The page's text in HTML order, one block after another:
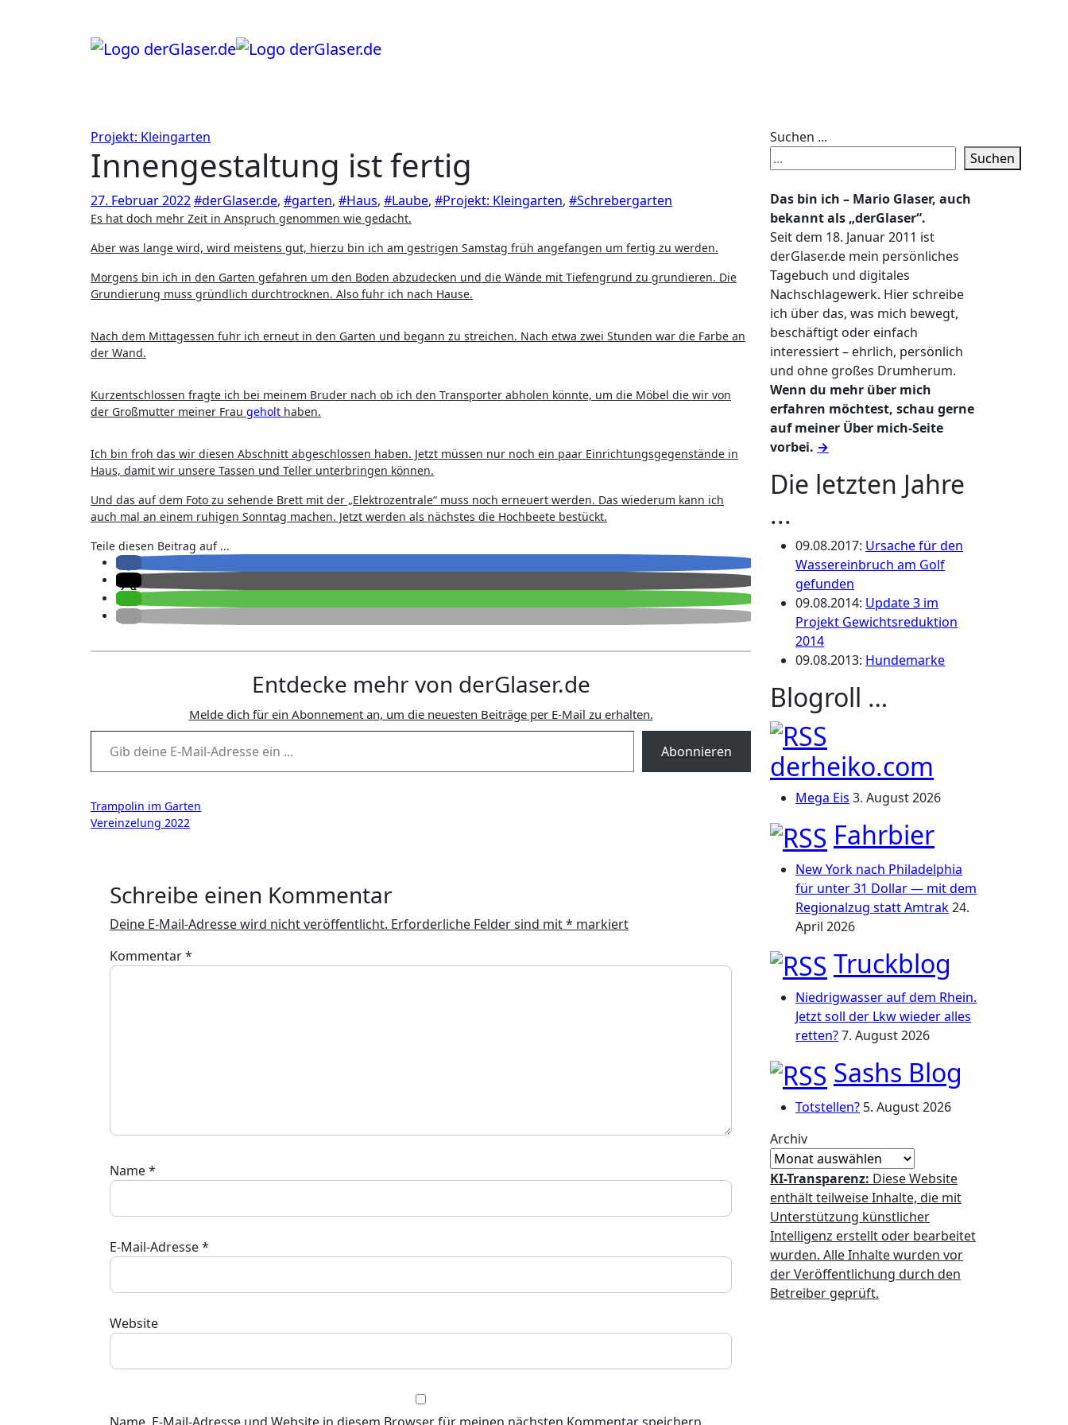
Projekt: Kleingarten
Innengestaltung ist fertig
27. Februar 2022#derGlaser.de, #garten, #Haus, #Laube, #Projekt: Kleingarten, #Schrebergarten
Es hat doch mehr Zeit in Anspruch genommen wie gedacht.
Aber was lange wird, wird meistens gut, hierzu bin ich am gestrigen Samstag früh angefangen um fertig zu werden.
Morgens bin ich in den Garten gefahren um den Boden abzudecken und die Wände mit Tiefengrund zu grundieren. Die
Grundierung muss gründlich durchtrocknen. Also fuhr ich nach Hause.
Nach dem Mittagessen fuhr ich erneut in den Garten und begann zu streichen. Nach etwa zwei Stunden war die Farbe an
der Wand.
Kurzentschlossen fragte ich bei meinem Bruder nach ob ich den Transporter abholen könnte, um die Möbel die wir von
der Großmutter meiner Frau geholt haben.
Ich bin froh das wir diesen Abschnitt abgeschlossen haben. Jetzt müssen nur noch ein paar Einrichtungsgegenstände in
Haus, damit wir unsere Tassen und Teller unterbringen können.
Und das auf dem Foto zu sehende Brett mit der „Elektrozentrale“ muss noch erneuert werden. Das wiederum kann ich
auch mal an einem ruhigen Sonntag machen. Jetzt werden als nächstes die Hochbeete bestückt.
Teile diesen Beitrag auf ...
Entdecke mehr von derGlaser.de
Melde dich für ein Abonnement an, um die neuesten Beiträge per E-Mail zu erhalten.
Gib deine E-Mail-Adresse ein ...
Abonnieren
Beitragsnavigation
Trampolin im Garten
Vereinzelung 2022
Schreibe einen Kommentar
Deine E-Mail-Adresse wird nicht veröffentlicht. Erforderliche Felder sind mit* markiert
Kommentar*
Name*
E-Mail-Adresse*
Website
Suchen ...
Suchen
Das bin ich – Mario Glaser, auch
bekannt als „derGlaser“.
Seit dem 18. Januar 2011 ist
derGlaser.de mein persönliches
Tagebuch und digitales
Nachschlagewerk. Hier schreibe
ich über das, was mich bewegt,
beschäftigt oder einfach
interessiert – ehrlich, persönlich
und ohne großes Drumherum.
Wenn du mehr über mich
erfahren möchtest, schau gerne
auf meiner Über mich-Seite
vorbei. →
Die letzten Jahre
...
09.08.2017: Ursache für den
Wassereinbruch am Golf
gefunden
09.08.2014: Update 3 im
Projekt Gewichtsreduktion
2014
09.08.2013: Hundemarke
Blogroll …
derheiko.com
Mega Eis 3. August 2026
Fahrbier
New York nach Philadelphia
für unter 31 Dollar — mit dem
Regionalzug statt Amtrak24.
April 2026
Truckblog
Niedrigwasser auf dem Rhein.
Jetzt soll der Lkw wieder alles
retten?7. August 2026
Sashs Blog
Totstellen? 5. August 2026
Archiv
KI-Transparenz: Diese Website
enthält teilweise Inhalte, die mit
Unterstützung künstlicher
Intelligenz erstellt oder bearbeitet
wurden. Alle Inhalte wurden vor
der Veröffentlichung durch den
Betreiber geprüft.